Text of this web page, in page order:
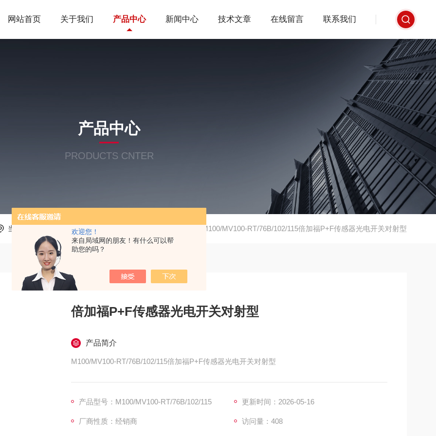
欢迎您！
来自局域网的朋友！有什么可以帮
助您的吗？
网站首页 关于我们 产品中心 新闻中心 技术文章 在线留言 联系我们
产品中心
PRODUCTS CNTER
当前位置： 产品中心 M100/MV100-RT/76B/102/115倍加福P+F传感器光电开关对射型
倍加福P+F传感器光电开关对射型
产品简介
M100/MV100-RT/76B/102/115倍加福P+F传感器光电开关对射型
产品型号：M100/MV100-RT/76B/102/115 更新时间：2026-05-16
厂商性质：经销商 访问量：408